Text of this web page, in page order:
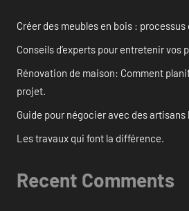
Créer des meubles en bois : processus
Conseils d’experts pour entretenir vos
Rénovation de maison: Comment
projet.
Guide pour négocier avec des
Les travaux qui font la différence.
Recent Comments